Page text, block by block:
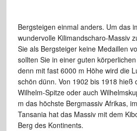
Bergsteigen einmal anders. Um das
wundervolle Kilimandscharo-Massiv
Sie als Bergsteiger keine Medaillen
sollten Sie in einer guten
denn mit fast 6000 m Höhe wird die
schön dünn. Von 1902 bis 1918 hieß
Wilhelm-Spitze oder auch
m das höchste Bergmassiv Afrikas,
Tansania hat das Massiv mit dem
Berg des Kontinents.